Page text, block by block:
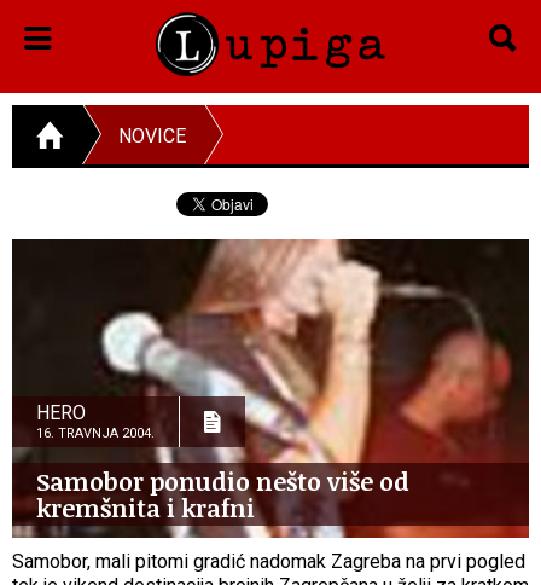
NOVICE
HERO
16. TRAVNJA 2004.
Samobor ponudio nešto više od
kremšnita i krafni
Samobor, mali pitomi gradić nadomak Zagreba na prvi pogled